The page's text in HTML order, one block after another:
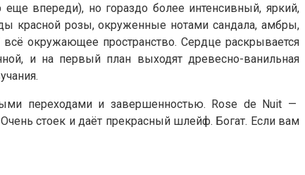
впереди), но гораздо более интенсивный, яркий,
красной розы, окруженные нотами сандала, амбры,
окружающее пространство. Сердце раскрывается
и на первый план выходят древесно-ванильная
переходами и завершенностью. Rose de Nuit —
стоек и даёт прекрасный шлейф. Богат. Если вам